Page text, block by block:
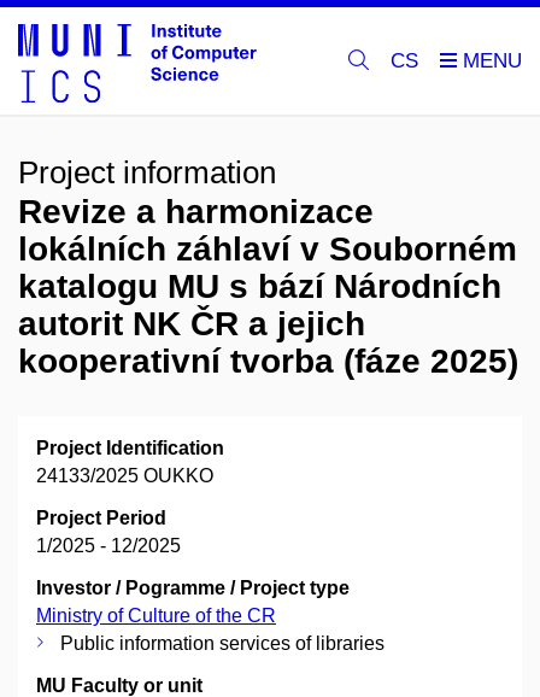
CS
Project information
Revize a harmonizace
lokálních záhlaví v Souborném
katalogu MU s bází Národních
autorit NK ČR a jejich
kooperativní tvorba (fáze 2025)
Project Identification
24133/2025 OUKKO
Project Period
1/2025 - 12/2025
Investor / Pogramme / Project type
Ministry of Culture of the CR
Public information services of libraries
MU Faculty or unit